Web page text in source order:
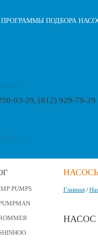
ПРОГРАММЫ ПОДБОРА
93-29, (812) 929-79-29
PUMPS
НАСОСЫ
Главная/
НАСОС